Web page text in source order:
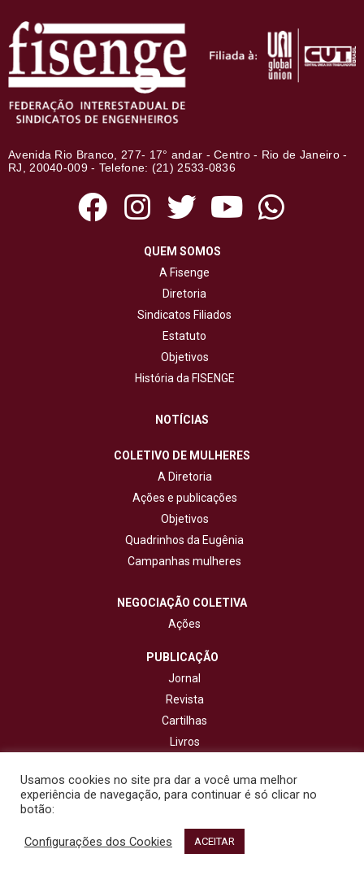
Avenida Rio Branco, 277- 17° andar - Centro - Rio de Janeiro -
RJ, 20040-009 - Telefone: (21) 2533-0836
QUEM SOMOS
A Fisenge
Diretoria
Sindicatos Filiados
Estatuto
Objetivos
História da FISENGE
NOTÍCIAS
COLETIVO DE MULHERES
A Diretoria
Ações e publicações
Objetivos
Quadrinhos da Eugênia
Campanhas mulheres
NEGOCIAÇÃO COLETIVA
Ações
PUBLICAÇÃO
Jornal
Revista
Cartilhas
Livros
CONTATO
© 2020 - Fisenge - Federação Interestadual de Sindicatos de
Engenheiros. Todos os direitos reservados. Design por
Usamos cookies no site pra dar a você uma melhor
experiência de navegação, para continuar é só clicar no
botão:
Configurações dos Cookies ACEITAR